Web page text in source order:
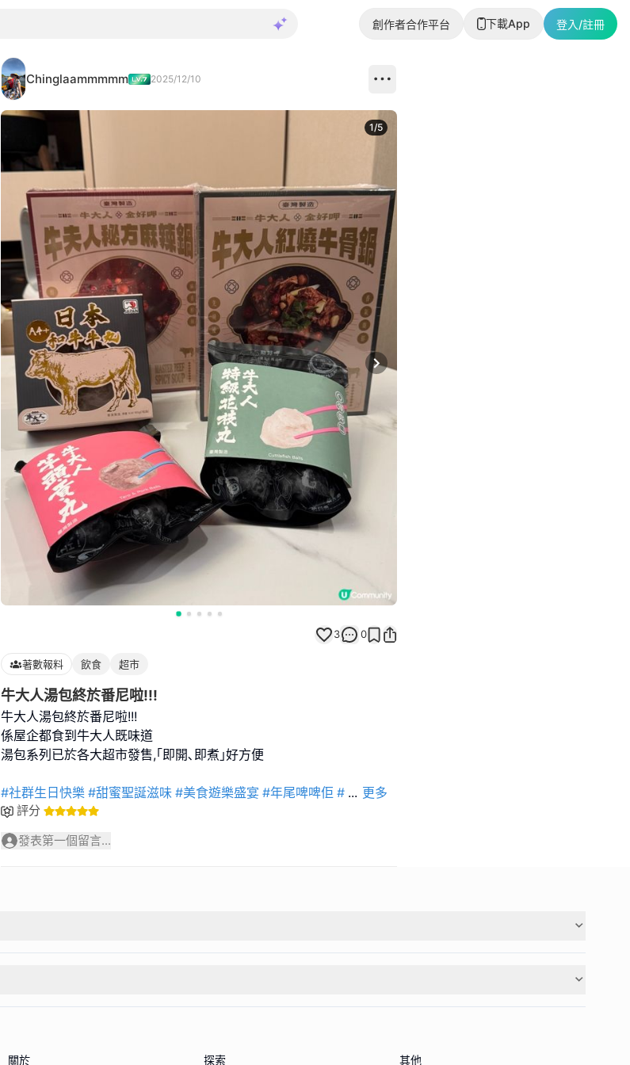
創作者合作平台 下載App 登入/註冊
Chinglaammmmm 2025/12/10
Next slide
1/5
3 0
著數報料 飲食 超市
牛大人湯包終於番尼啦!!!
牛大人湯包終於番尼啦!!!
係屋企都食到牛大人既味道
湯包系列已於各大超市發售,｢即開､即煮｣好方便
#社群生日快樂 #甜蜜聖誕滋味 #美食遊樂盛宴 #年尾啤啤佢 # ... 更多
評分
發表第一個留言...
關於 探索 其他